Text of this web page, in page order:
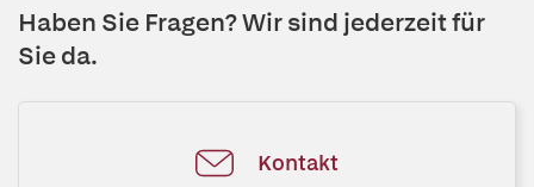
Haben Sie Fragen? Wir sind jederzeit für
Sie da.
Kontakt